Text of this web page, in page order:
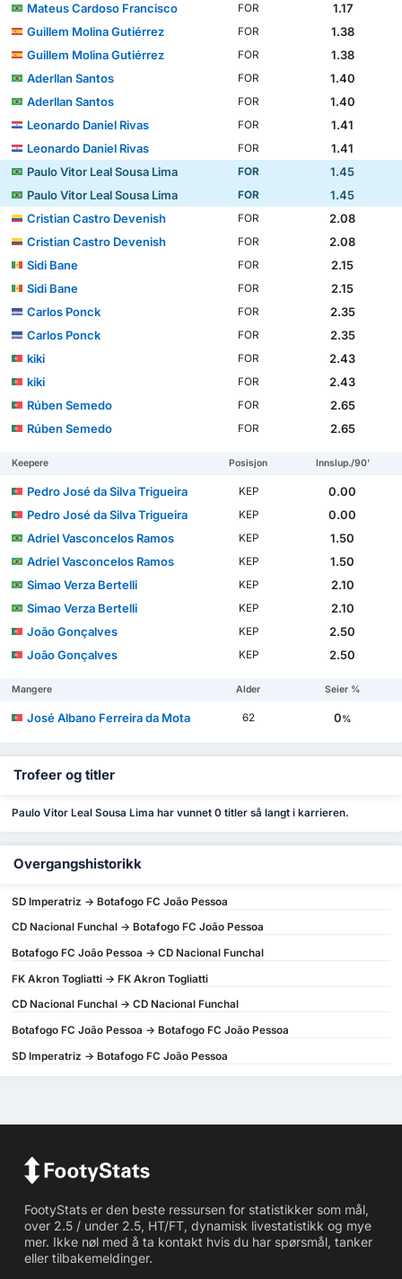
Mateus Cardoso Francisco
FOR
1.17
Guillem Molina Gutiérrez
FOR
1.38
Guillem Molina Gutiérrez
FOR
1.38
Aderllan Santos
FOR
1.40
Aderllan Santos
FOR
1.40
Leonardo Daniel Rivas
FOR
1.41
Leonardo Daniel Rivas
FOR
1.41
Paulo Vitor Leal Sousa Lima
FOR
1.45
Paulo Vitor Leal Sousa Lima
FOR
1.45
Cristian Castro Devenish
FOR
2.08
Cristian Castro Devenish
FOR
2.08
Sidi Bane
FOR
2.15
Sidi Bane
FOR
2.15
Carlos Ponck
FOR
2.35
Carlos Ponck
FOR
2.35
kiki
FOR
2.43
kiki
FOR
2.43
Rúben Semedo
FOR
2.65
Rúben Semedo
FOR 2.65
Keepere Posisjon Innslup./90'
Pedro José da Silva Trigueira KEP
0.00
Pedro José da Silva Trigueira
KEP
0.00
Adriel Vasconcelos Ramos
KEP
1.50
Adriel Vasconcelos Ramos
KEP
1.50
Simao Verza Bertelli
KEP
2.10
Simao Verza Bertelli
KEP
2.10
João Gonçalves
KEP
2.50
João Gonçalves
KEP 2.50
Mangere Alder Seier %
José Albano Ferreira da Mota 62 0%
Trofeer og titler
Paulo Vitor Leal Sousa Lima har vunnet 0 titler så langt i karrieren.
Overgangshistorikk
SD Imperatriz -> Botafogo FC João Pessoa
CD Nacional Funchal -> Botafogo FC João Pessoa
Botafogo FC João Pessoa -> CD Nacional Funchal
FK Akron Togliatti -> FK Akron Togliatti
CD Nacional Funchal -> CD Nacional Funchal
Botafogo FC João Pessoa -> Botafogo FC João Pessoa
SD Imperatriz -> Botafogo FC João Pessoa
FootyStats er den beste ressursen for statistikker som mål,
over 2.5 / under 2.5, HT/FT, dynamisk livestatistikk og mye
mer. Ikke nøl med å ta kontakt hvis du har spørsmål, tanker
eller tilbakemeldinger.